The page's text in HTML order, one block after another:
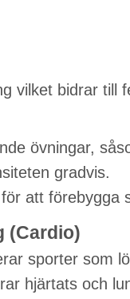
vilket bidrar till
övningar,
gradvis.
att förebygga
(Cardio)
sporter som
hjärtats och